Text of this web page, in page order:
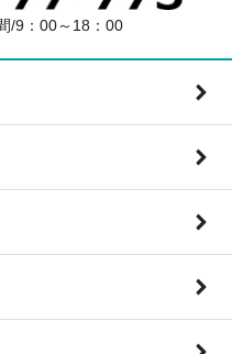
/9：00～18：00